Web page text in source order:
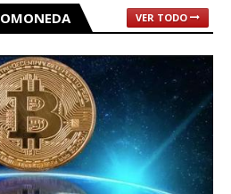
VER TODO